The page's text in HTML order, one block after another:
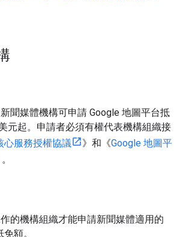
聞媒體機構可申請 Google 地圖平台抵
元起。申請者必須有權代表機構組織接
心服務授權協議 》和《Google 地圖平
的機構組織才能申請新聞媒體適用的
額。